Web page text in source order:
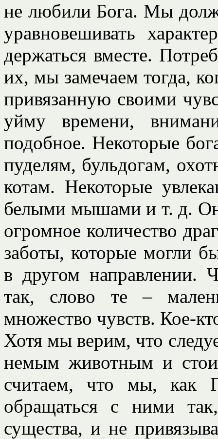
не любили Бога. Мы
уравновешивать
держаться вместе.
их, мы замечаем тогда,
привязанную своими
уйму времени,
подобное. Некоторые
пуделям, бульдогам,
котам. Некоторые
белыми мышами и т. д.
огромное количество
заботы, которые могли
в другом направлении.
так, слово те –
множество чувств. Кое-
Хотя мы верим, что
немым животным и
считаем, что мы, как
обращаться с ними
существа, и не